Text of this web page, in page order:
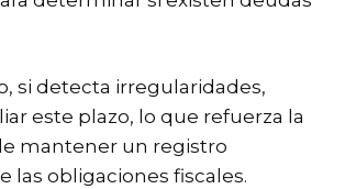
si detecta irregularidades,
este plazo, lo que refuerza la
mantener un registro
las obligaciones fiscales.